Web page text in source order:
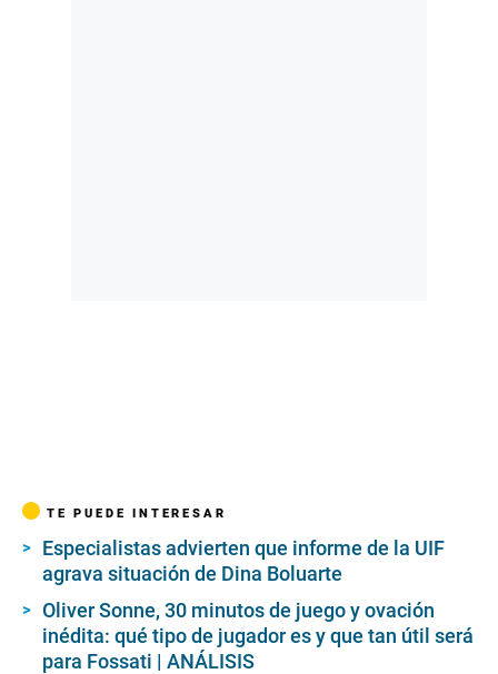
TE PUEDE INTERESAR
Especialistas advierten que informe de la UIF
agrava situación de Dina Boluarte
Oliver Sonne, 30 minutos de juego y ovación
inédita: qué tipo de jugador es y que tan útil será
para Fossati | ANÁLISIS